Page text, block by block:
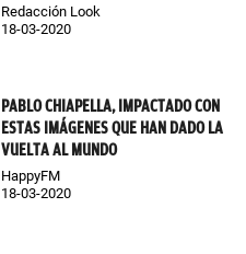
Redacción Look
18-03-2020
PABLO CHIAPELLA, IMPACTADO CON
ESTAS IMÁGENES QUE HAN DADO LA
VUELTA AL MUNDO
HappyFM
18-03-2020